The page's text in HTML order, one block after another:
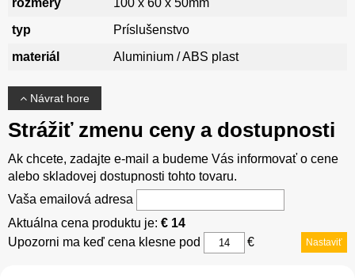
typ
Príslušenstvo
materiál
Aluminium / ABS plast
Návrat hore
Strážiť zmenu ceny a dostupnosti
Ak chcete, zadajte e-mail a budeme Vás informovať o cene
alebo skladovej dostupnosti tohto tovaru.
Vaša emailová adresa
Aktuálna cena produktu je: € 14
Upozorni ma keď cena klesne pod
€ Nastaviť